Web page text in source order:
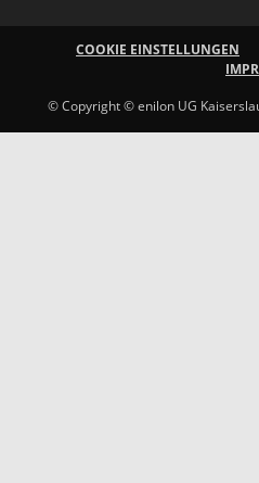
COOKIE EINSTELLUNGEN
© Copyright © enilon UG